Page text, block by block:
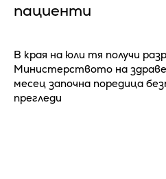
пациенти
В края на юли тя получи
Министерството на
месец започна поредица
прегледи